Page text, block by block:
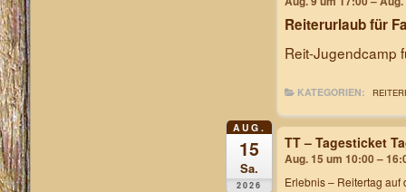
Reiterurlaub für
Reit-Jugendcamp
KATEGORIEN:
AUG.
15
Sa.
2026
TT – Tagesticket
Aug. 15 um 10:00 –
Erlebnis – Reitertag auf